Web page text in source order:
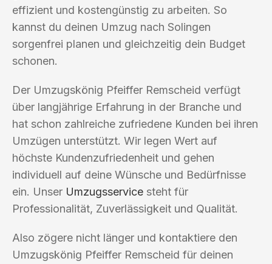
effizient und kostengünstig zu arbeiten. So
kannst du deinen Umzug nach Solingen
sorgenfrei planen und gleichzeitig dein Budget
schonen.
Der Umzugskönig Pfeiffer Remscheid verfügt
über langjährige Erfahrung in der Branche und
hat schon zahlreiche zufriedene Kunden bei ihren
Umzügen unterstützt. Wir legen Wert auf
höchste Kundenzufriedenheit und gehen
individuell auf deine Wünsche und Bedürfnisse
ein. Unser Umzugsservice steht für
Professionalität, Zuverlässigkeit und Qualität.
Also zögere nicht länger und kontaktiere den
Umzugskönig Pfeiffer Remscheid für deinen